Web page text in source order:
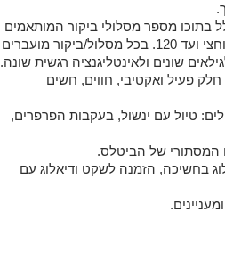
טיול עם ינשול, בעקבות הפרפרים,
של הביטלס.
בחשיכה, הזמנה לשקט ודיאלוג עם
הפתוחים לקהל הרחב בסופ"ש: